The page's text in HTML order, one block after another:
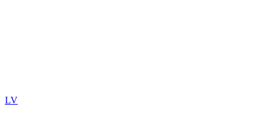
LV